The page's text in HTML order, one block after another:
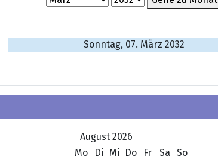
Sonntag, 07. März 2032
August 2026
Mo
Di Mi Do Fr Sa
So